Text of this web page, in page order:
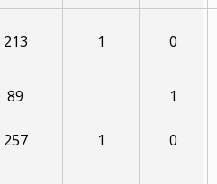
213 1 0
89
1
257 1
0